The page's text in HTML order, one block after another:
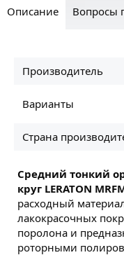
Описание Вопросы
Производитель
Варианты
Страна
Средний тонкий
круг LERATON
расходный
лакокрасочных
поролона и
роторными